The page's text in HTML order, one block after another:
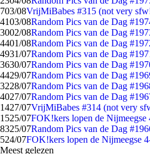
703/08VrijMiBabes #315 (not very
4103/08Random Pics van de Dag
3002/08Random Pics van de Dag
4401/08Random Pics van de Dag
4931/07Random Pics van de Dag
3630/07Random Pics van de Dag
4429/07Random Pics van de Dag
3228/07Random Pics van de Dag
4027/07Random Pics van de Dag
1427/07VrijMiBabes #314 (not very
1525/07FOK!kers lopen de Nijmeegse
8325/07Random Pics van de Dag
524/07FOK!kers lopen de Nijmeegse
Meest gelezen